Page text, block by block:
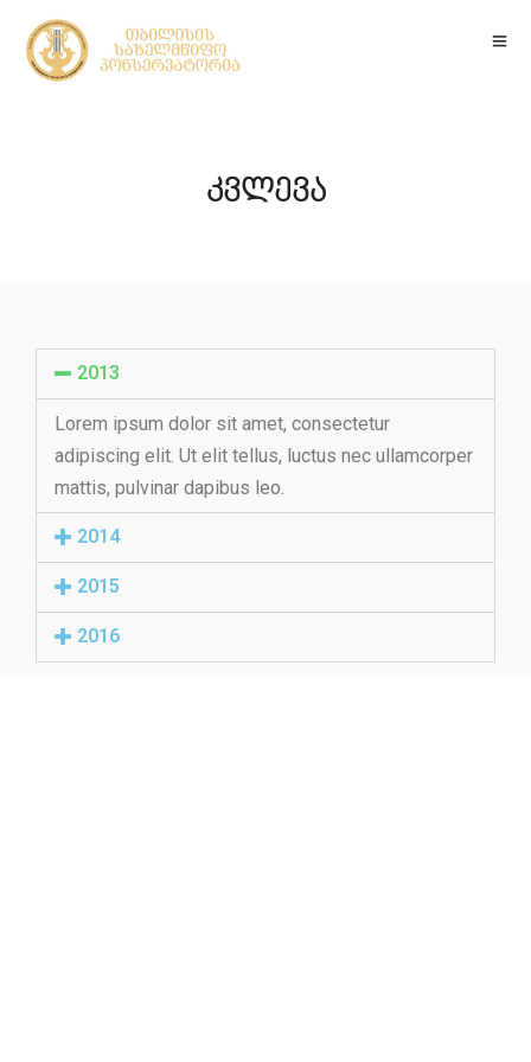
კვლევა
2013
Lorem ipsum dolor sit amet, consectetur
adipiscing elit. Ut elit tellus, luctus nec ullamcorper
mattis, pulvinar dapibus leo.
2014
2015
2016